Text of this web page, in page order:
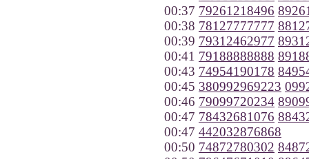
00:37 79261218496
00:38 78127777777
00:39 79312462977
00:41 79188888888
00:43 74954190178
00:45 380992969223
00:46 79099720234
00:47 78432681076
00:47 442032876868
00:50 74872780302